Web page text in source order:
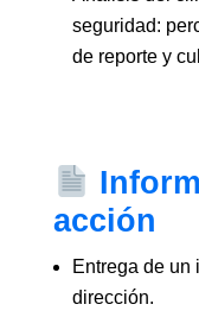
seguridad:
de reporte y
acción
Entrega de un
dirección.